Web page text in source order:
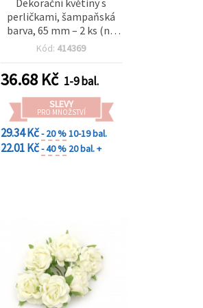
perličkami, šampaňská
barva, 65 mm – 2 ks (na
tvoření)
Kód: 414369
36.68Kč 1-9 bal.
SLEVY
PRO MNOŽSTVÍ
29.34 Kč- 20 %10-19 bal.
22.01 Kč- 40 % 20 bal. +